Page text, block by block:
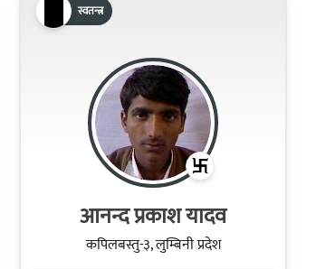
स्वतन्त्र
आनन्द प्रकाश यादव
कपिलबस्तु-३, लुम्बिनी प्रदेश